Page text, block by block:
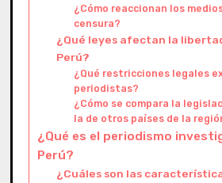
¿Cómo reaccionan los
censura?
¿Qué leyes afectan la
Perú?
¿Qué restricciones legales
periodistas?
¿Cómo se compara la
la de otros países de la
¿Qué es el periodismo
Perú?
¿Cuáles son las